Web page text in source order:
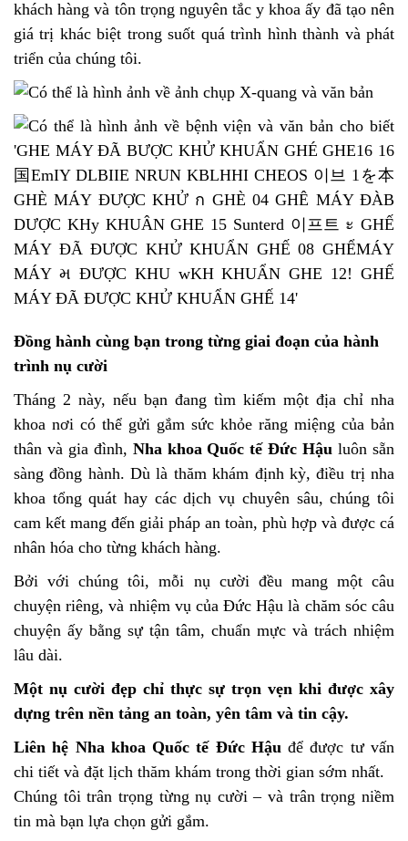
khách hàng và tôn trọng nguyên tắc y khoa ấy đã tạo nên
giá trị khác biệt trong suốt quá trình hình thành và phát
triển của chúng tôi.
Đồng hành cùng bạn trong từng giai đoạn của hành
trình nụ cười
Tháng 2 này, nếu bạn đang tìm kiếm một địa chỉ nha
khoa nơi có thể gửi gắm sức khỏe răng miệng của bản
thân và gia đình, Nha khoa Quốc tế Đức Hậu luôn sẵn
sàng đồng hành. Dù là thăm khám định kỳ, điều trị nha
khoa tổng quát hay các dịch vụ chuyên sâu, chúng tôi
cam kết mang đến giải pháp an toàn, phù hợp và được cá
nhân hóa cho từng khách hàng.
Bởi với chúng tôi, mỗi nụ cười đều mang một câu
chuyện riêng, và nhiệm vụ của Đức Hậu là chăm sóc câu
chuyện ấy bằng sự tận tâm, chuẩn mực và trách nhiệm
lâu dài.
Một nụ cười đẹp chỉ thực sự trọn vẹn khi được xây
dựng trên nền tảng an toàn, yên tâm và tin cậy.
Liên hệ Nha khoa Quốc tế Đức Hậuđể được tư vấn
chi tiết và đặt lịch thăm khám trong thời gian sớm nhất.
Chúng tôi trân trọng từng nụ cười – và trân trọng niềm
tin mà bạn lựa chọn gửi gắm.